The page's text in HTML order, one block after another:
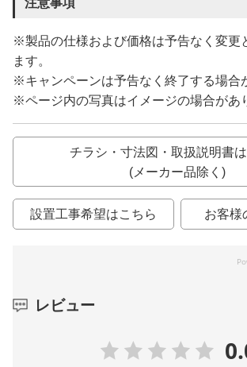
注意事項
※製品の仕様および価格は予告なく変更
ます。
※キャンペーンは予告なく終了する場合
※ページ内の写真はイメージの場合があ
チラシ・寸法図・取扱説明書
(メーカー品除く)
設置工事希望はこちら お客様
レビュー